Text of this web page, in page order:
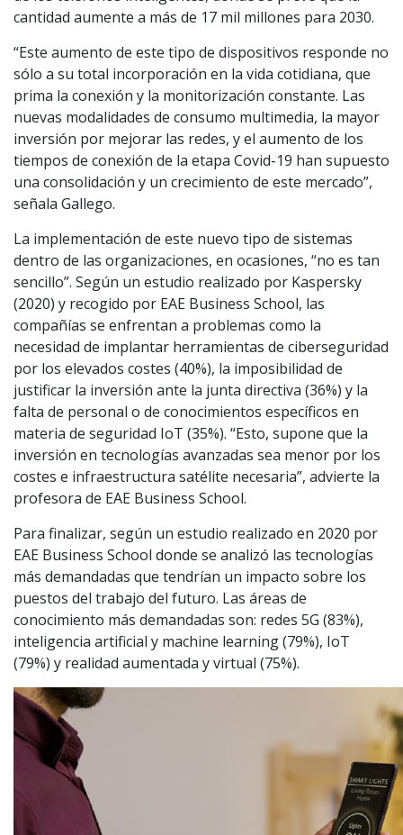
cantidad aumente a más de 17 mil millones para 2030.
“Este aumento de este tipo de dispositivos responde no
sólo a su total incorporación en la vida cotidiana, que
prima la conexión y la monitorización constante. Las
nuevas modalidades de consumo multimedia, la mayor
inversión por mejorar las redes, y el aumento de los
tiempos de conexión de la etapa Covid-19 han supuesto
una consolidación y un crecimiento de este mercado”,
señala Gallego.
La implementación de este nuevo tipo de sistemas
dentro de las organizaciones, en ocasiones, “no es tan
sencillo”. Según un estudio realizado por Kaspersky
(2020) y recogido por EAE Business School, las
compañías se enfrentan a problemas como la
necesidad de implantar herramientas de ciberseguridad
por los elevados costes (40%), la imposibilidad de
justificar la inversión ante la junta directiva (36%) y la
falta de personal o de conocimientos específicos en
materia de seguridad IoT (35%). “Esto, supone que la
inversión en tecnologías avanzadas sea menor por los
costes e infraestructura satélite necesaria”, advierte la
profesora de EAE Business School.
Para finalizar, según un estudio realizado en 2020 por
EAE Business School donde se analizó las tecnologías
más demandadas que tendrían un impacto sobre los
puestos del trabajo del futuro. Las áreas de
conocimiento más demandadas son: redes 5G (83%),
inteligencia artificial y machine learning (79%), IoT
(79%) y realidad aumentada y virtual (75%).